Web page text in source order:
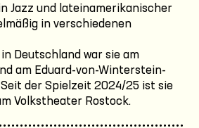
Jazz und lateinamerikanischer
in verschiedenen
Deutschland war sie am
am Eduard-von-Winterstein-
der Spielzeit 2024/25 ist sie
Volkstheater Rostock.